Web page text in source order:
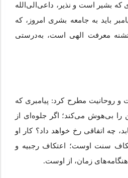
که بشیر است و نذیر، داعی‌الی‌الله
باید به جامعه بشری امروز، که
معرفت الهی است، به‌درستی
و روحانیت مطرح کرد: پیامبری که
را بی‌هوش می‌کند؛ اگر جلوه‌ای از
چه اتفاقی رخ خواهد داد؟ کار او
سنت اوست؛ اعتکاف رجبیه و
زمان، از اوست.